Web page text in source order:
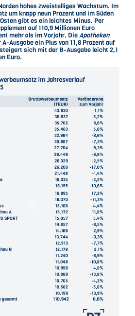
hohes zweistelliges Wachstum. Im
um knapp neun Prozent und im Süden
gibt es ein leichtes Minus. Per
auf 110,9 Millionen Euro
mehr als im Vorjahr. DieApotheken
Ausgabe ein Plus von 11,8 Prozent auf
sich mit der B-Ausgabe leicht 2,1
Euro.